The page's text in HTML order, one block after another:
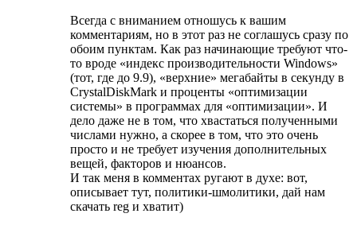
Всегда с вниманием отношусь к вашим
комментариям, но в этот раз не соглашусь сразу по
обоим пунктам. Как раз начинающие требуют что-
то вроде «индекс производительности Windows»
(тот, где до 9.9), «верхние» мегабайты в секунду в
CrystalDiskMark и проценты «оптимизации
системы» в программах для «оптимизации». И
дело даже не в том, что хвастаться полученными
числами нужно, а скорее в том, что это очень
просто и не требует изучения дополнительных
вещей, факторов и нюансов.
И так меня в комментах ругают в духе: вот,
описывает тут, политики-шмолитики, дай нам
скачать reg и хватит)